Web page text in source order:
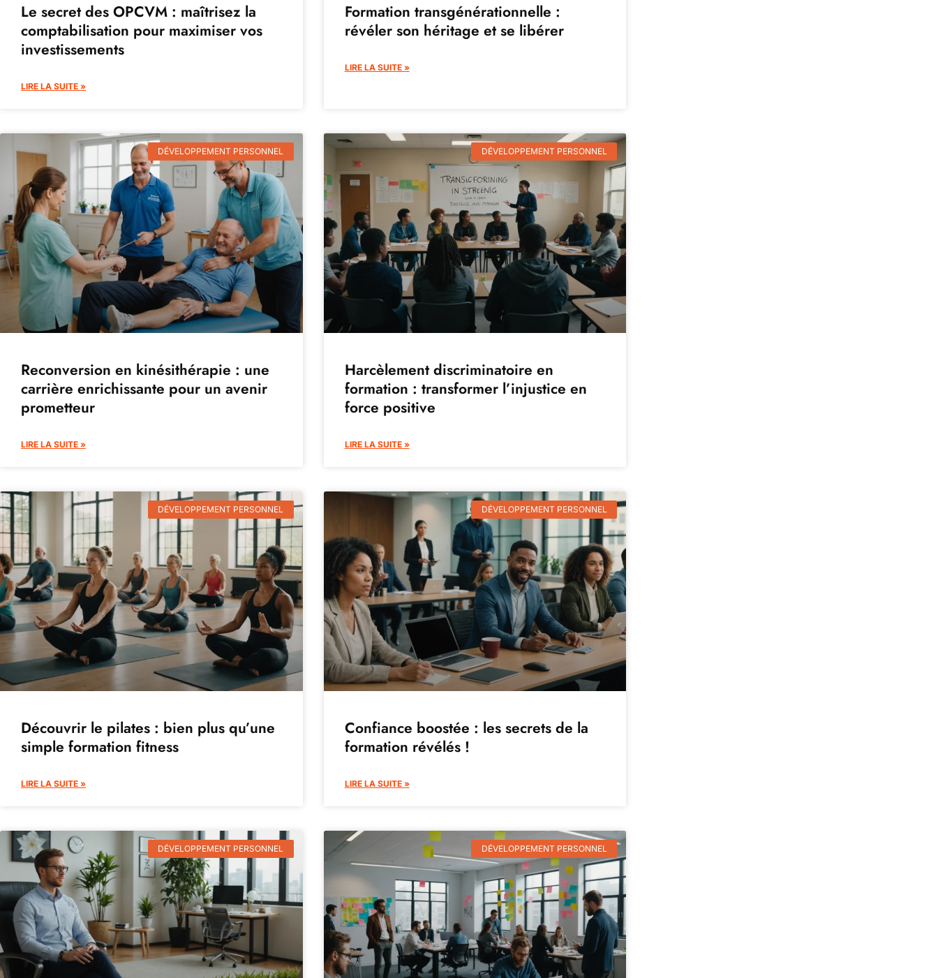
Le secret des OPCVM : maîtrisez la
comptabilisation pour maximiser vos
investissements
LIRE LA SUITE »
Formation transgénérationnelle :
révéler son héritage et se libérer
LIRE LA SUITE »
DÉVELOPPEMENT PERSONNEL
Reconversion en kinésithérapie : une
carrière enrichissante pour un avenir
prometteur
LIRE LA SUITE »
DÉVELOPPEMENT PERSONNEL
Harcèlement discriminatoire en
formation : transformer l’injustice en
force positive
LIRE LA SUITE »
DÉVELOPPEMENT PERSONNEL
Découvrir le pilates : bien plus qu’une
simple formation fitness
LIRE LA SUITE »
DÉVELOPPEMENT PERSONNEL
Confiance boostée : les secrets de la
formation révélés !
LIRE LA SUITE »
DÉVELOPPEMENT PERSONNEL DÉVELOPPEMENT PERSONNEL